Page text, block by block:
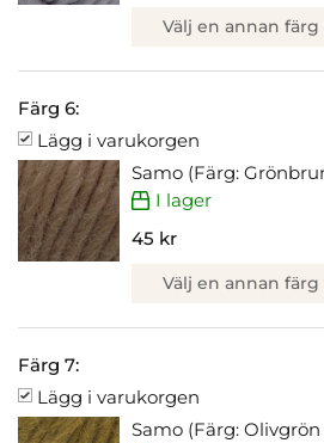
Välj en annan färg
Färg 6:
Lägg i varukorgen
Samo (Färg:
I lager
45 kr
Välj en annan färg
Färg 7:
Lägg i varukorgen
Samo (Färg: Olivgrön